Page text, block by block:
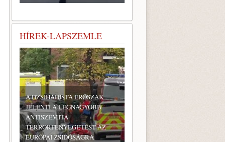
HÍREK-LAPSZEMLE
A DZSIHADISTA ERŐSZAK
JELENTI A LEGNAGYOBB
ANTISZEMITA
TERRORFENYEGETÉST AZ
EURÓPAI ZSIDÓSÁGRA